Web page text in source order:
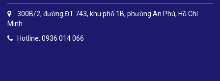
300B/2, đường ĐT 743, khu phố 1B, phường An Phú, Hồ Chí
Minh
Hotline: 0936 014 066
.